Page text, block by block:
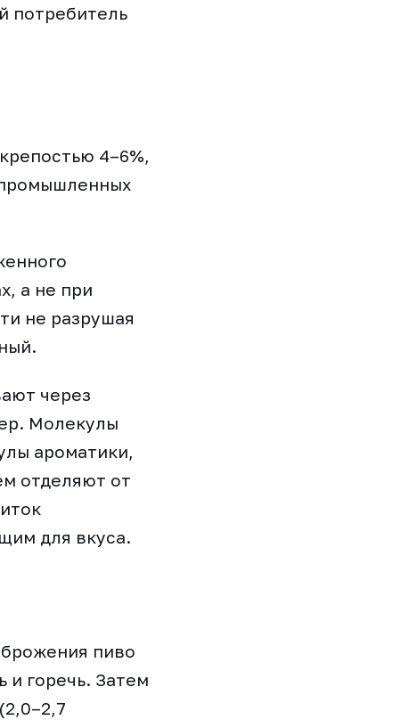
потребитель
4–6%,
а не при
не разрушая
через
Молекулы
ароматики,
отделяют от
для вкуса.
пиво
и горечь. Затем